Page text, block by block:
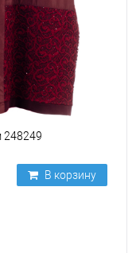
248249
В корзину